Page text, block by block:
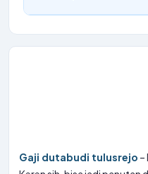
Gaji dutabudi tulusrejo –